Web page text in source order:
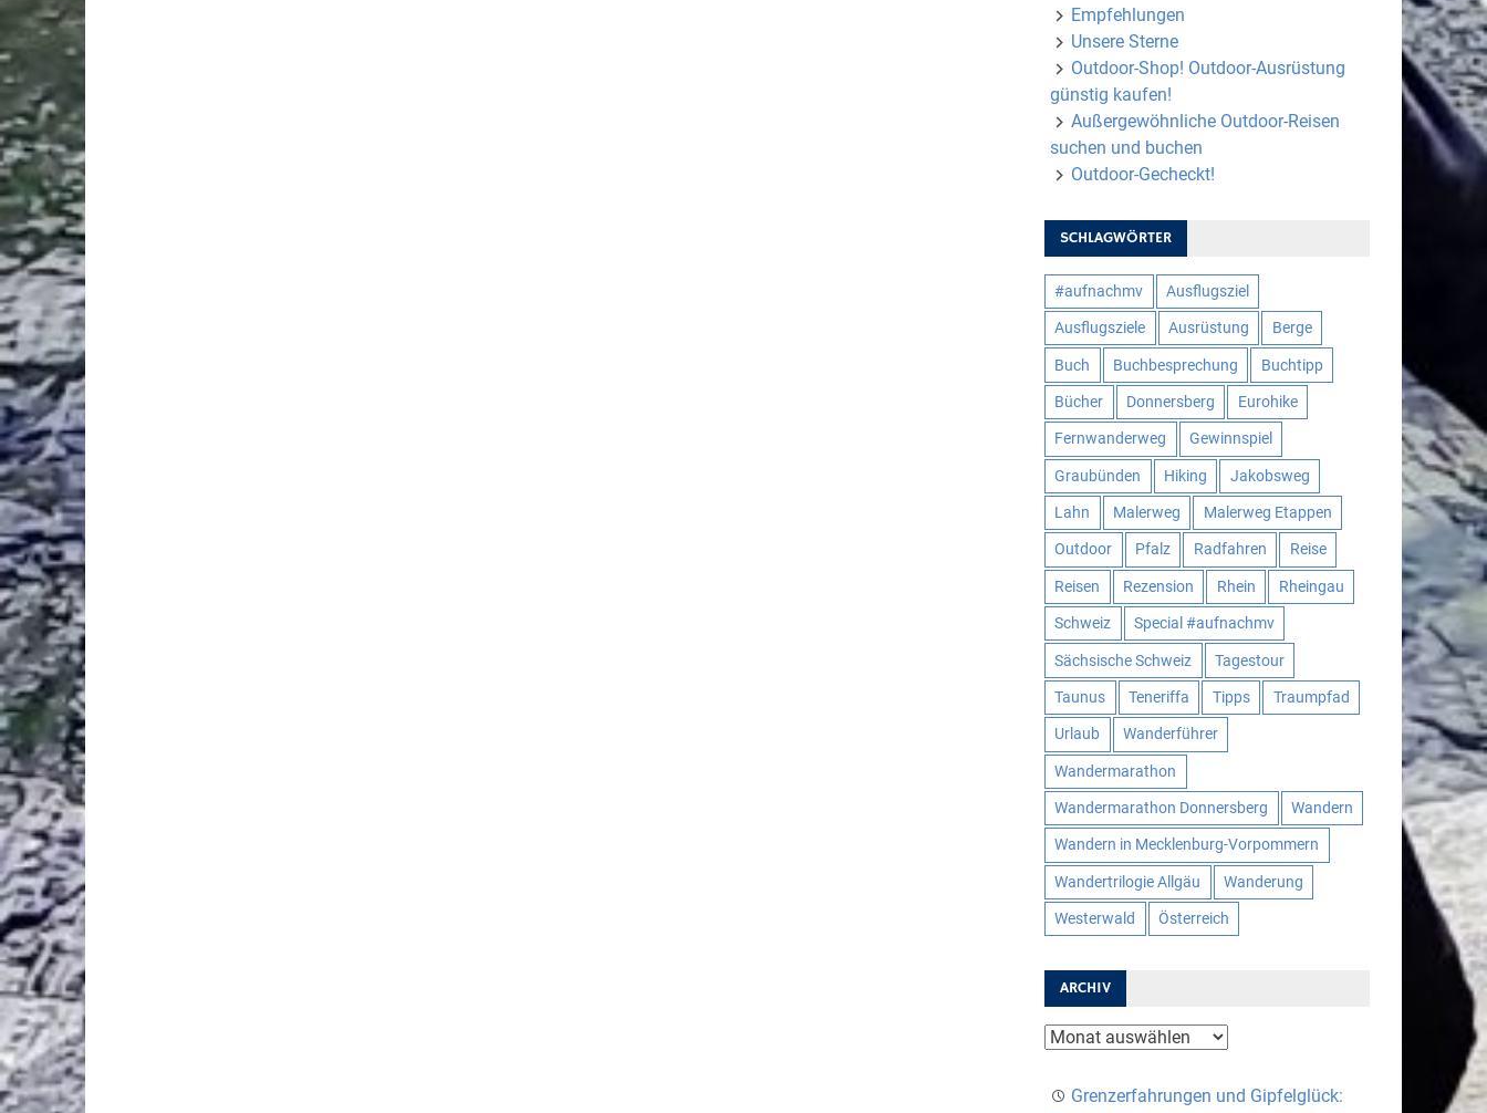
Empfehlungen
Unsere Sterne
Outdoor-Shop! Outdoor-Ausrüstung
günstig kaufen!
Außergewöhnliche Outdoor-Reisen
suchen und buchen
Outdoor-Gecheckt!
SCHLAGWÖRTER
#aufnachmv Ausflugsziel
Ausflugsziele Ausrüstung Berge
Buch Buchbesprechung Buchtipp
Bücher Donnersberg Eurohike
Fernwanderweg Gewinnspiel
Graubünden Hiking Jakobsweg
Lahn Malerweg Malerweg Etappen
Outdoor Pfalz Radfahren Reise
Reisen Rezension Rhein Rheingau
Schweiz Special #aufnachmv
Sächsische Schweiz Tagestour
Taunus Teneriffa Tipps Traumpfad
Urlaub Wanderführer
Wandermarathon
Wandermarathon Donnersberg Wandern
Wandern in Mecklenburg-Vorpommern
Wandertrilogie Allgäu Wanderung
Westerwald Österreich
ARCHIV
Archiv
Grenzerfahrungen und Gipfelglück: